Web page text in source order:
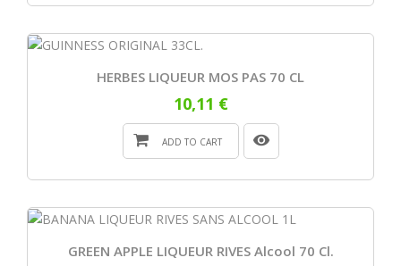
HERBES LIQUEUR MOS PAS 70 CL
10,11 €
ADD TO CART
GREEN APPLE LIQUEUR RIVES Alcool 70 Cl.